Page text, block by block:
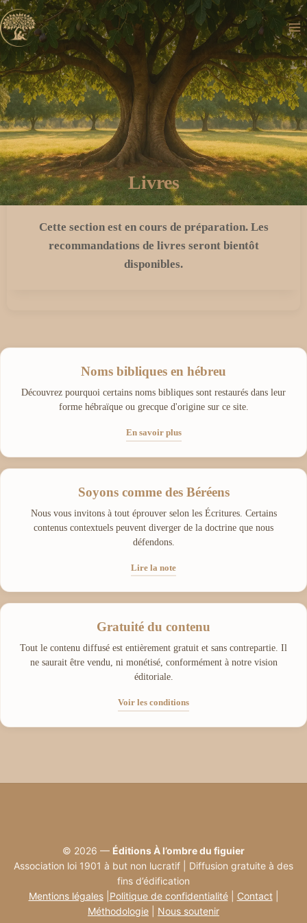
Aller
au
contenu
Livres
Cette section est en cours de préparation. Les
recommandations de livres seront bientôt
disponibles.
Noms bibliques en hébreu
Découvrez pourquoi certains noms bibliques sont restaurés dans leur
forme hébraïque ou grecque d'origine sur ce site.
En savoir plus
Soyons comme des Béréens
Nous vous invitons à tout éprouver selon les Écritures. Certains
contenus contextuels peuvent diverger de la doctrine que nous
défendons.
Lire la note
Gratuité du contenu
Tout le contenu diffusé est entièrement gratuit et sans contrepartie. Il
ne saurait être vendu, ni monétisé, conformément à notre vision
éditoriale.
Voir les conditions
© 2026 — Éditions À l’ombre du figuier
Association loi 1901 à but non lucratif | Diffusion gratuite à des
fins d’édification
Mentions légales| Politique de confidentialité| Contact|
Méthodologie
Nous soutenir